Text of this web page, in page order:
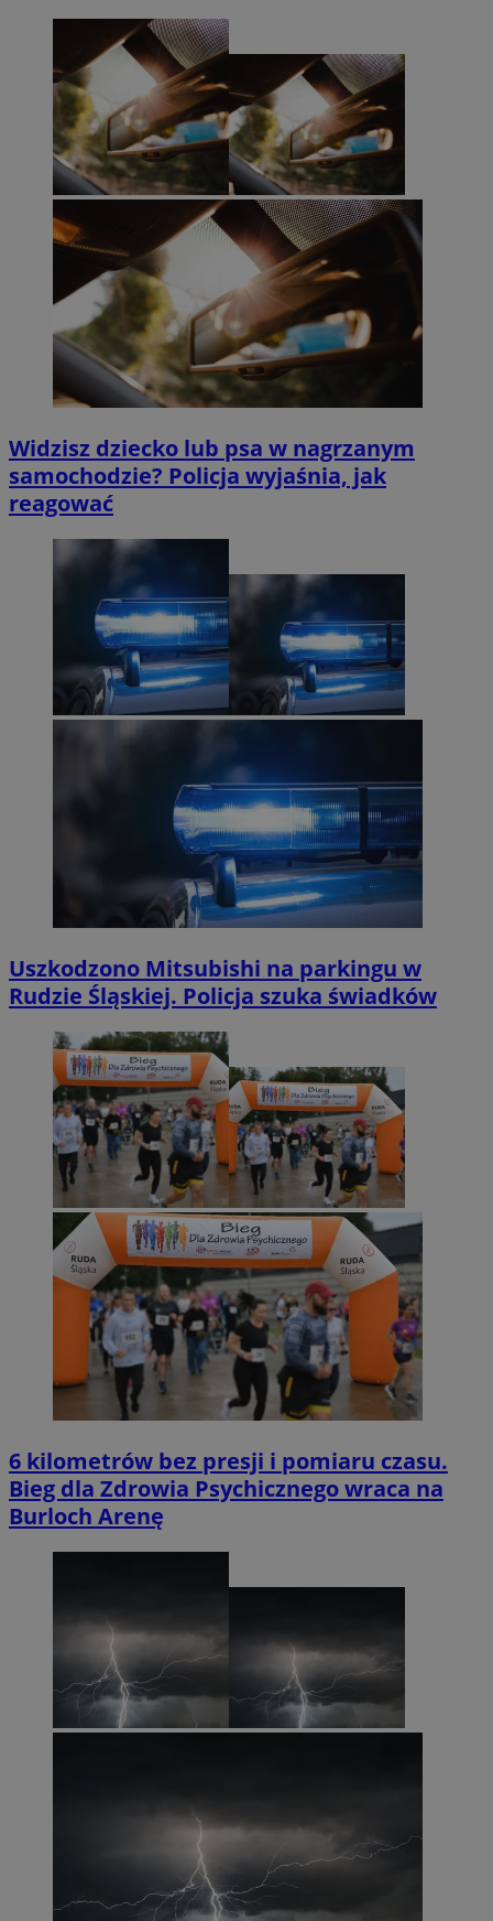
Widzisz dziecko lub psa w nagrzanym
samochodzie? Policja wyjaśnia, jak
reagować
Uszkodzono Mitsubishi na parkingu w
Rudzie Śląskiej. Policja szuka świadków
6 kilometrów bez presji i pomiaru czasu.
Bieg dla Zdrowia Psychicznego wraca na
Burloch Arenę